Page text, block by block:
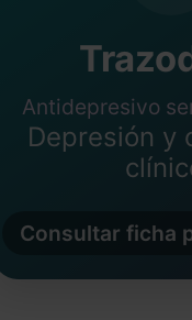
Antidepresivo
Depresión y
Consultar ficha